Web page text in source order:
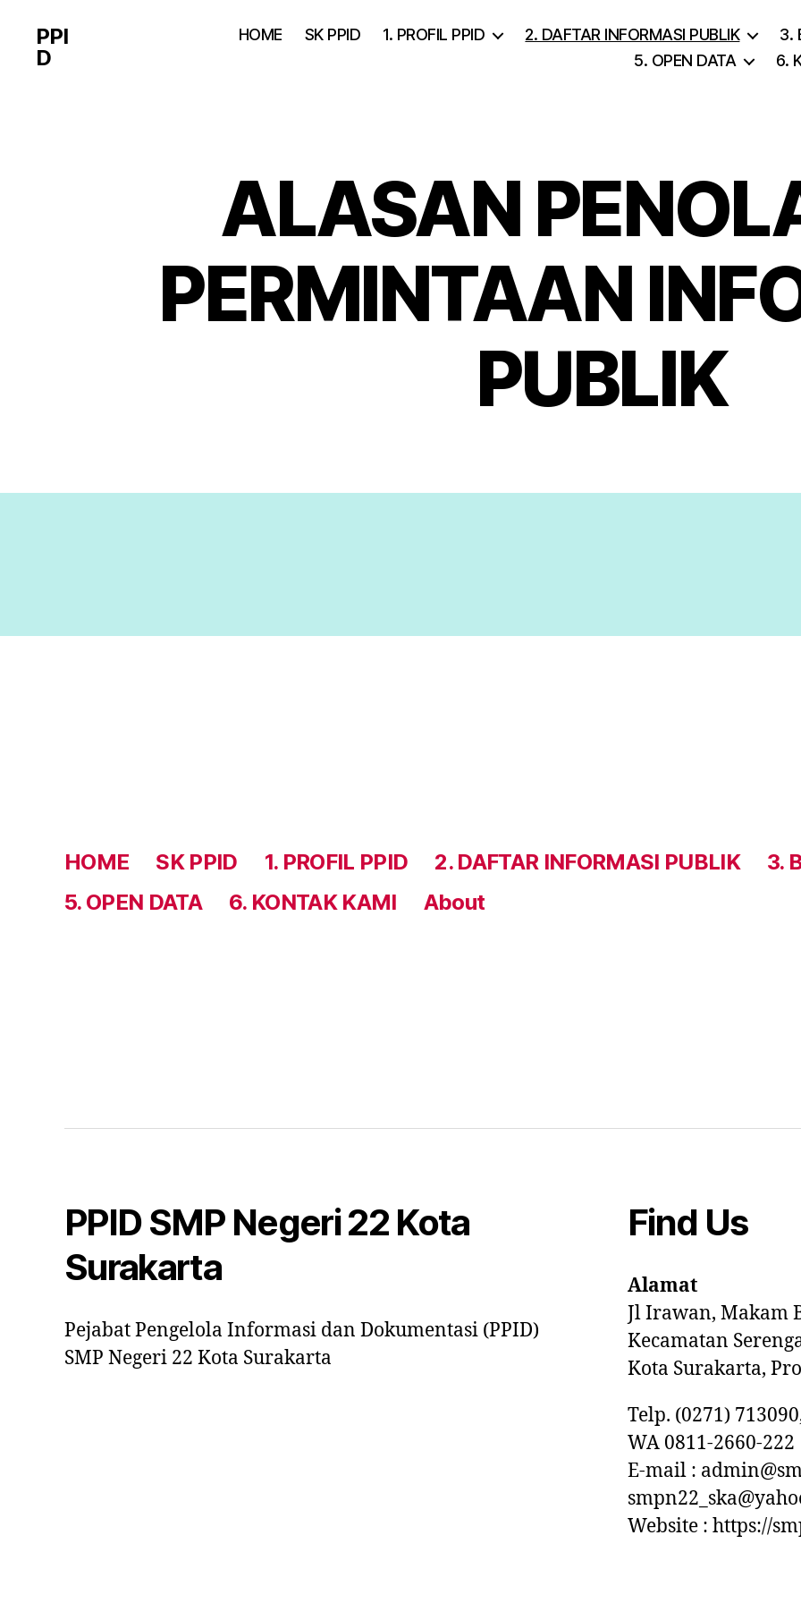
PPI
D
HOME SK PPID 1. PROFIL PPID 2. DAFTAR INFORMASI PUBLIK 3.
5. OPEN DATA
6.
ALASAN
PERMINTAAN
PUBLIK
HOME SK PPID 1. PROFIL PPID 2. DAFTAR INFORMASI PUBLIK 3.
5. OPEN DATA
6. KONTAK KAMI About
PPID SMP Negeri 22 Kota
Surakarta
Pejabat Pengelola Informasi dan Dokumentasi (PPID)
SMP Negeri 22 Kota Surakarta
Find Us
Alamat
Jl Irawan, Makam
Kecamatan
Kota Surakarta,
Telp. (0271)
WA 0811-2660-222
E-mail :
Website : https://